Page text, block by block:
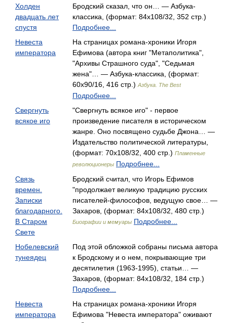
Холден
двадцать лет
спустя
Бродский сказал, что он… — Азбука-
классика, (формат: 84x108/32, 352 стр.)
Подробнее...
Невеста
императора
На страницах романа-хроники Игоря
Ефимова (автора книг "Метаполитика",
"Архивы Страшного суда", "Седьмая
жена"… — Азбука-классика, (формат:
60x90/16, 416 стр.) Азбука. The Best
Подробнее...
Свергнуть
всякое иго
"Свергнуть всякое иго" - первое
произведение писателя в историческом
жанре. Оно посвящено судьбе Джона… —
Издательство политической литературы,
(формат: 70x108/32, 400 стр.) Пламенные
революционеры Подробнее...
Связь
времен.
Записки
благодарного.
В Старом
Свете
Бродский считал, что Игорь Ефимов
"продолжает великую традицию русских
писателей-философов, ведущую свое… —
Захаров, (формат: 84x108/32, 480 стр.)
Биографии и мемуары Подробнее...
Нобелевский
тунеядец
Под этой обложкой собраны письма автора
к Бродскому и о нем, покрывающие три
десятилетия (1963-1995), статьи… —
Захаров, (формат: 84x108/32, 184 стр.)
Подробнее...
Невеста
императора
На страницах романа-хроники Игоря
Ефимова "Невеста императора" оживают